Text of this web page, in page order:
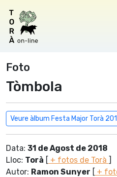
Foto
Tòmbola
Veure àlbum Festa Major Torà
Data: 31 de Agost de 2018
Lloc: Torà [ + fotos de Torà ]
Autor: Ramon Sunyer [ +